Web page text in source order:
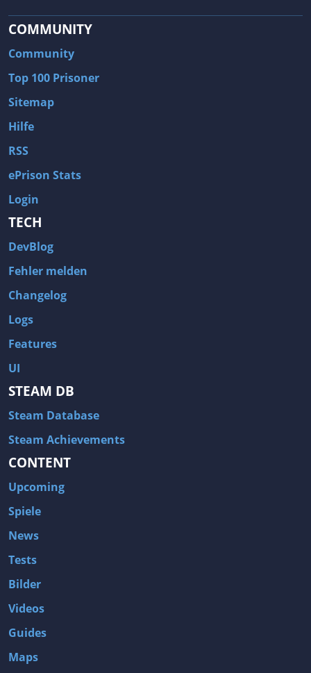
COMMUNITY
Community
Top 100 Prisoner
Sitemap
Hilfe
RSS
ePrison Stats
Login
TECH
DevBlog
Fehler melden
Changelog
Logs
Features
UI
STEAM DB
Steam Database
Steam Achievements
CONTENT
Upcoming
Spiele
News
Tests
Bilder
Videos
Guides
Maps